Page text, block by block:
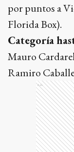
por puntos a
Florida Box).
Categoría
Mauro
Ramiro
Ads